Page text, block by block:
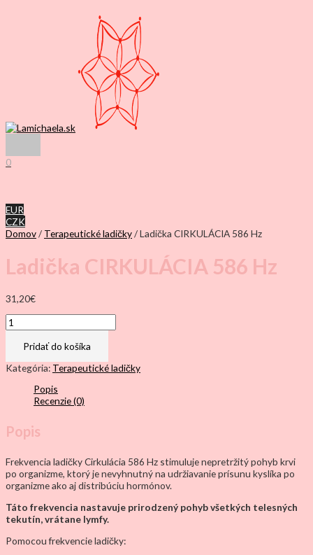
Menu
0
EUR
CZK
Domov/ Terapeutické ladičky/ Ladička CIRKULÁCIA 586 Hz
Ladička CIRKULÁCIA 586 Hz
31,20€
množstvo
Ladička
CIRKULÁCIA
Hz
Pridať do košíka
Kategória: Terapeutické ladičky
Popis
Recenzie (0)
Popis
Frekvencia ladičky Cirkulácia 586 Hz stimuluje nepretržitý pohyb krvi
po organizme, ktorý je nevyhnutný na udržiavanie prísunu kyslíka po
organizme ako aj distribúciu hormónov.
Táto frekvencia nastavuje prirodzený pohyb všetkých telesných
tekutín, vrátane lymfy.
Pomocou frekvencie ladičky: